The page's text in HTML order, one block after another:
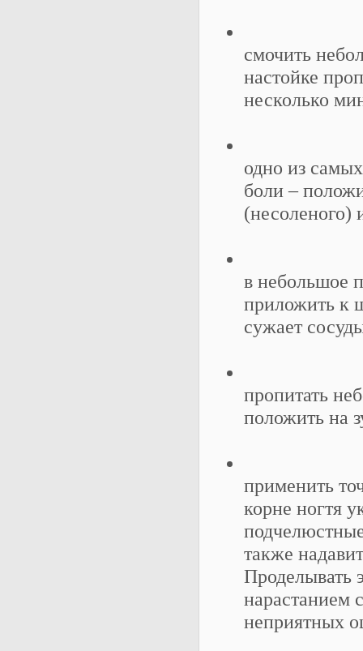
смочить
настойке
несколько
одно из
боли –
(несоленого)
в небольшое
приложить к
сужает
пропитать
положить на
применить
корне ногтя
также
Проделывать
нарастанием
неприятных